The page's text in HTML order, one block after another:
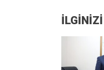
İLGİNİZİ